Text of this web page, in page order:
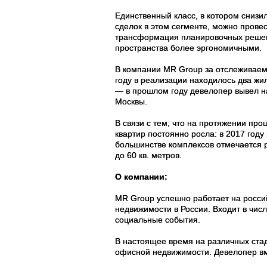
Единственный класс, в котором
сделок в этом сегменте, можно
трансформация планировочных
пространства более эргономичными.
В компании MR Group за
году в реализации находилось два
— в прошлом году девелопер вывел
Москвы.
В связи с тем, что на протяжении
квартир постоянно росла: в 2017
большинстве комплексов
до 60 кв. метров.
О компании:
MR Group успешно работает на
недвижимости в России. Входит в
социальные события.
В настоящее время на различных
офисной недвижимости. Девелопер